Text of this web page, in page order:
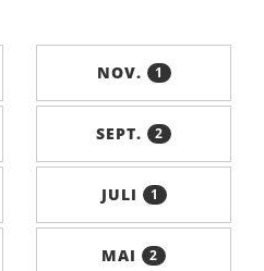
NOV. 1
SEPT. 2
JULI 1
MAI 2